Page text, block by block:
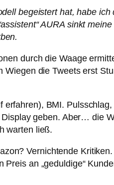
begeistert hat, habe ich
AURA sinkt
durch die Waage
die Tweets erst
BMI.
geben. Aber… die
warten ließ.
Vernichtende
an „geduldige“